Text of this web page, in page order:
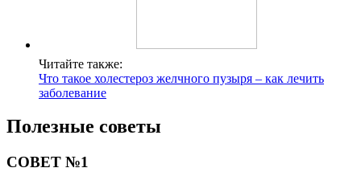
Читайте также:
Что такое холестероз желчного пузыря – как лечить
заболевание
Полезные советы
СОВЕТ №1